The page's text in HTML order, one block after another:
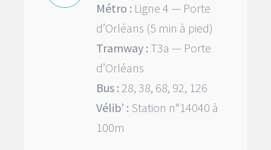
Métro : Ligne 4 — Porte
d’Orléans (5 min à pied)
Tramway : T3a — Porte
d’Orléans
Bus : 28, 38, 68, 92, 126
Vélib’ : Station n°14040 à
100m